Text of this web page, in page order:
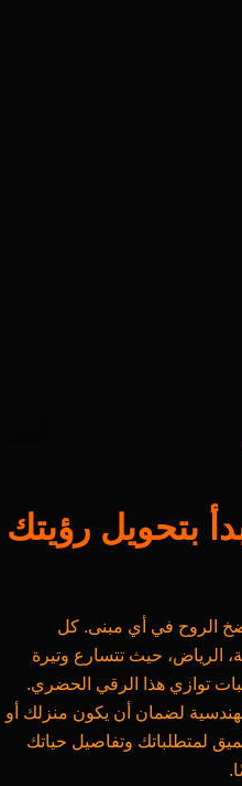
بتحويل رؤيتك
الروح في أي مبنى. كل
الرياض، حيث تتسارع وتيرة
توازي هذا الرقي الحضري.
لضمان أن يكون منزلك أو
لمتطلباتك وتفاصيل حياتك